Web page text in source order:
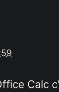
Calc